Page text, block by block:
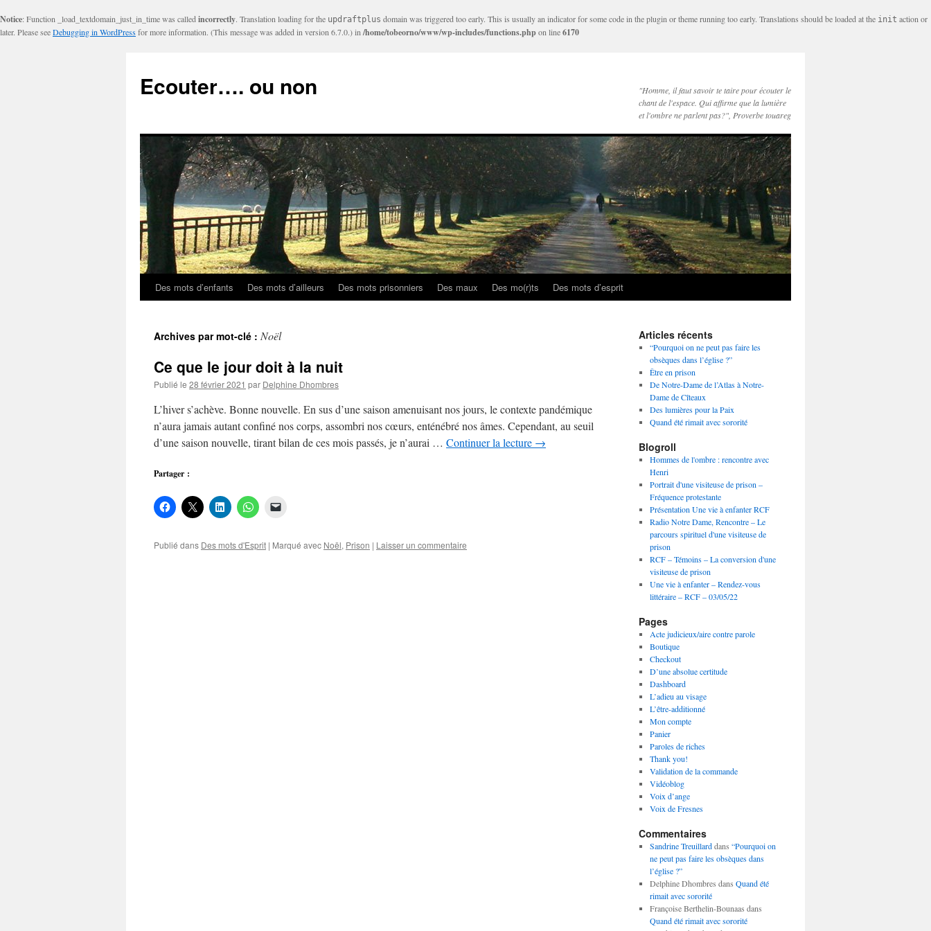
Notice: Function _load_textdomain_just_in_time was called incorrectly. Translation loading for the updraftplus domain was triggered too early. This is usually an indicator for some code in the plugin or theme running too early. Translations should be loaded at the init action or
later. Please seeDebugging in WordPressfor more information. (This message was added in version 6.7.0.) in /home/tobeorno/www/wp-includes/functions.phpon line6170
Ecouter…. ou non
"Homme, il faut savoir te taire pour écouter le
chant de l'espace. Qui affirme que la lumière
et l'ombre ne parlent pas?", Proverbe touareg
Aller
contenu
Des mots d’enfants Des mots d’ailleurs Des mots prisonniers Des maux Des mo(r)ts Des mots d’esprit
Archives par mot-clé : Noël
Ce que le jour doit à la nuit
Publié le 28 février 2021 par Delphine Dhombres
L’hiver s’achève. Bonne nouvelle. En sus d’une saison amenuisant nos jours, le contexte pandémique
n’aura jamais autant confiné nos corps, assombri nos cœurs, enténébré nos âmes. Cependant, au seuil
d’une saison nouvelle, tirant bilan de ces mois passés, je n’aurai … Continuer la lecture →
Partager :
Publié dans Des mots d'Esprit | Marqué avec Noël, Prison | Laisser un commentaire
Articles récents
“Pourquoi on ne peut pas faire les
obsèques dans l’église ?”
Être en prison
De Notre-Dame de l’Atlas à Notre-
Dame de Cîteaux
Des lumières pour la Paix
Quand été rimait avec sororité
Blogroll
Hommes de l'ombre : rencontre avec
Henri
Portrait d'une visiteuse de prison –
Fréquence protestante
Présentation Une vie à enfanter RCF
Radio Notre Dame, Rencontre – Le
parcours spirituel d'une visiteuse de
prison
RCF – Témoins – La conversion d'une
visiteuse de prison
Une vie à enfanter – Rendez-vous
littéraire – RCF – 03/05/22
Pages
Acte judicieux/aire contre parole
Boutique
Checkout
D’une absolue certitude
Dashboard
L’adieu au visage
L’être-additionné
Mon compte
Panier
Paroles de riches
Thank you!
Validation de la commande
Vidéoblog
Voix d’ange
Voix de Fresnes
Commentaires
Sandrine Treuillarddans “Pourquoi on
ne peut pas faire les obsèques dans
l’église ?”
Delphine Dhombres dans Quand été
rimait avec sororité
Françoise Berthelin-Bounaas dans
Quand été rimait avec sororité